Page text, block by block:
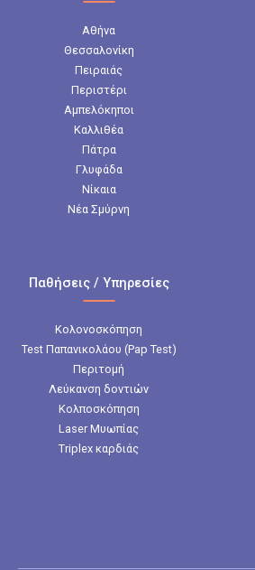
Αθήνα
Θεσσαλονίκη
Πειραιάς
Περιστέρι
Αμπελόκηποι
Καλλιθέα
Πάτρα
Γλυφάδα
Νίκαια
Νέα Σμύρνη
Παθήσεις / Υπηρεσίες
Κολονοσκόπηση
Test Παπανικολάου (Pap Test)
Περιτομή
Λεύκανση δοντιών
Κολποσκόπηση
Laser Μυωπίας
Triplex καρδιάς